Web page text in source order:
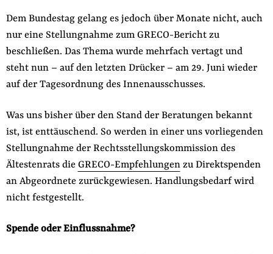
Dem Bundestag gelang es jedoch über Monate nicht, auch
nur eine Stellungnahme zum GRECO-Bericht zu
beschließen. Das Thema wurde mehrfach vertagt und
steht nun – auf den letzten Drücker – am 29. Juni wieder
auf der Tagesordnung des Innenausschusses.
Was uns bisher über den Stand der Beratungen bekannt
ist, ist enttäuschend. So werden in einer uns vorliegenden
Stellungnahme der Rechtsstellungskommission des
Ältestenrats die GRECO-Empfehlungenzu Direktspenden
an Abgeordnete zurückgewiesen. Handlungsbedarf wird
nicht festgestellt.
Spende oder Einflussnahme?